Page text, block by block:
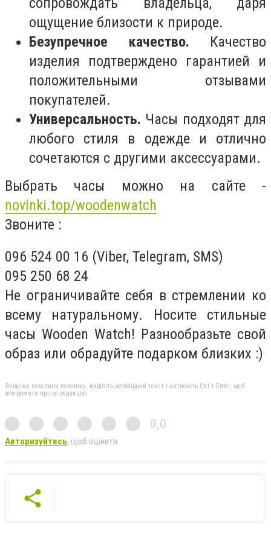
ощущение близости к природе.
Безупречное качество. Качество
изделия подтверждено гарантией и
положительными отзывами
покупателей.
Универсальность. Часы подходят для
любого стиля в одежде и отлично
сочетаются с другими аксессуарами.
Выбрать часы можно на сайте -
novinki.top/woodenwatch
Звоните :
096 524 00 16 (Viber, Telegram, SMS)
095 250 68 24
Не ограничивайте себя в стремлении ко
всему натуральному. Носите стильные
часы Wooden Watch! Разнообразьте свой
образ или обрадуйте подарком близких :)
Якщо ви помітили помилку, виділіть необхідний текст і натисніть Ctrl + Enter, щоб
повідомити про це редакцію
0,0
Авторизуйтесь, щоб оцінити